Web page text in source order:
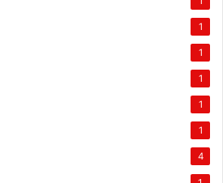
1
1
1
1
1
4